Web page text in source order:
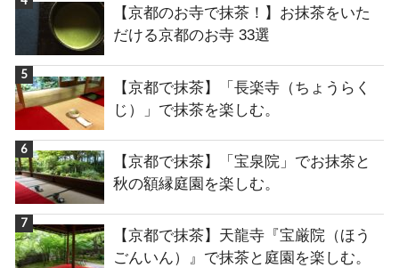
【京都のお寺で抹茶！】お抹茶をいた
だける京都のお寺 33選
【京都で抹茶】「長楽寺（ちょうらく
じ）」で抹茶を楽しむ。
【京都で抹茶】「宝泉院」でお抹茶と
秋の額縁庭園を楽しむ。
【京都で抹茶】天龍寺『宝厳院（ほう
ごんいん）』で抹茶と庭園を楽しむ。